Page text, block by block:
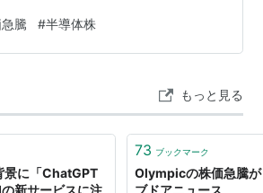
の半導体株が、一夜で急反発してい
に沈んだばかりの相場が、翌朝には
夜のマイクロソフト 前日に暴落し
急反発 昨日の暴落と今日の爆騰は同
騰 #半導体株
もっと見る
景に「ChatGPT
新サービスに注
73 ブックマーク
Olympicの株価急騰
ブドアニュース